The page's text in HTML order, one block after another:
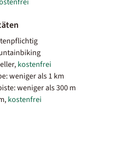
kostenfrei
weniger als 1 km
weniger als 300 m
kostenfrei